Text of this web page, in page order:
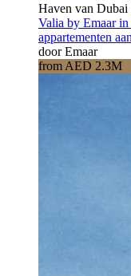
Haven van Dubai
Valia by Emaar
appartementen
door Emaar
from AED 2.3M